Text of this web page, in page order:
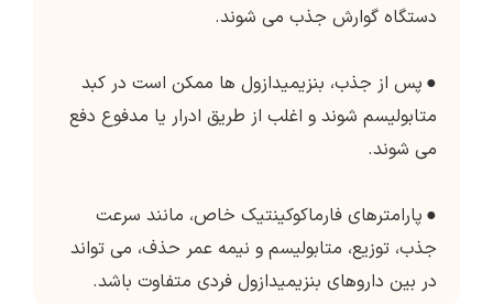
دستگاه گوارش جذب می شوند.
● پس از جذب، بنزیمیدازول ها ممکن است در کبد
متابولیسم شوند و اغلب از طریق ادرار یا مدفوع دفع
می شوند.
● پارامترهای فارماکوکینتیک خاص، مانند سرعت
جذب، توزیع، متابولیسم و نیمه عمر حذف، می تواند
در بین داروهای بنزیمیدازول فردی متفاوت باشد.